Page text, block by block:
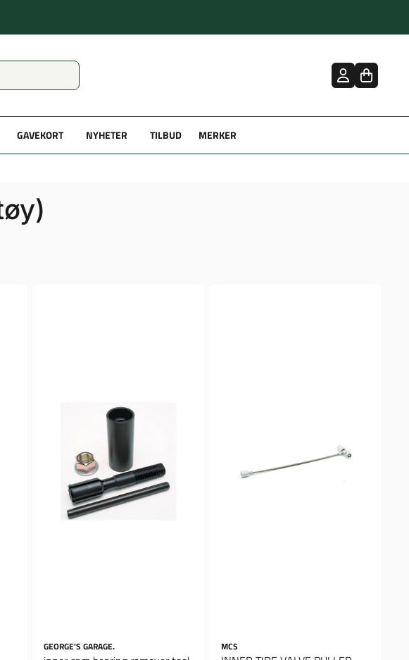
GAVEKORT NYHETER TILBUD MERKER
GEORGE'S GARAGE. MCS